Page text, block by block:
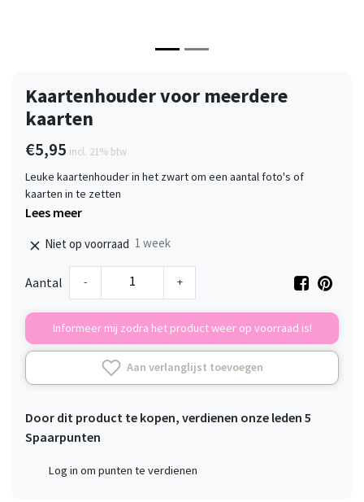
Kaartenhouder voor meerdere
kaarten
€5,95 incl. 21% btw
Leuke kaartenhouder in het zwart om een aantal foto's of
kaarten in te zetten
Lees meer
Niet op voorraad 1 week
Aantal - +
Informeer mij zodra het product weer op voorraad is!
Aan verlanglijst toevoegen
Door dit product te kopen, verdienen onze leden 5
Spaarpunten
Log in om punten te verdienen